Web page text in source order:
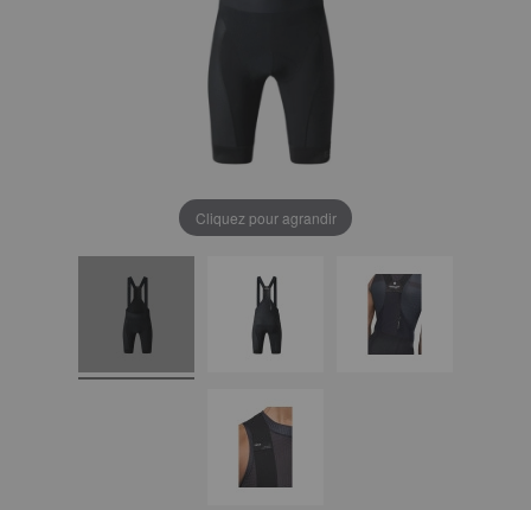
Cliquez pour agrandir